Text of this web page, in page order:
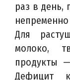
раз в день,
Для
молоко,
продукты
Дефицит